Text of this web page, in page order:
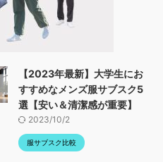
【2023年最新】大学生にお
すすめなメンズ服サブスク5
選【安い＆清潔感が重要】
2023/10/2
服サブスク比較